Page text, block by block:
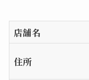
店舗名
住所